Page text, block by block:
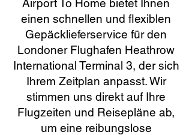
Airport To Home bietet Ihnen
einen schnellen und flexiblen
Gepäcklieferservice für den
Londoner Flughafen Heathrow
International Terminal 3, der sich
Ihrem Zeitplan anpasst. Wir
stimmen uns direkt auf Ihre
Flugzeiten und Reisepläne ab,
um eine reibungslose